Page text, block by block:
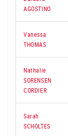
AGOSTINO
Vanessa
THOMAS
Nathalie
SORENSEN
CORDIER
Sarah
SCHOLTES